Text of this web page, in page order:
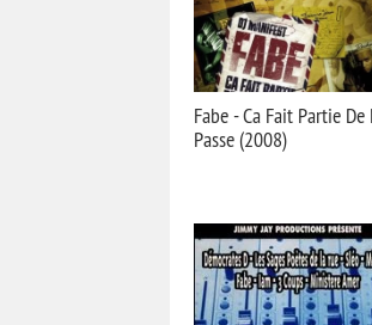
Fabe - Ca Fait Partie De
Passe (2008)